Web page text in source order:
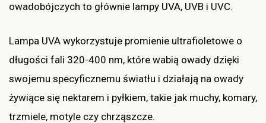
owadobójczych to głównie lampy UVA, UVB i UVC.
Lampa UVA wykorzystuje promienie ultrafioletowe o
długości fali 320-400 nm, które wabią owady dzięki
swojemu specyficznemu światłu i działają na owady
żywiące się nektarem i pyłkiem, takie jak muchy, komary,
trzmiele, motyle czy chrząszcze.